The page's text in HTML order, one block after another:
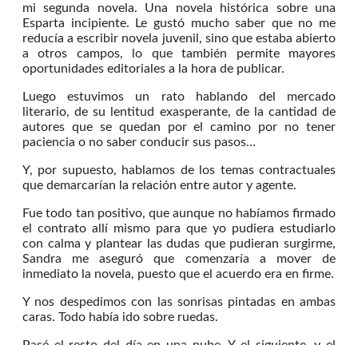
mi segunda novela. Una novela histórica sobre una
Esparta incipiente. Le gustó mucho saber que no me
reducía a escribir novela juvenil, sino que estaba abierto
a otros campos, lo que también permite mayores
oportunidades editoriales a la hora de publicar.
Luego estuvimos un rato hablando del mercado
literario, de su lentitud exasperante, de la cantidad de
autores que se quedan por el camino por no tener
paciencia o no saber conducir sus pasos…
Y, por supuesto, hablamos de los temas contractuales
que demarcarían la relación entre autor y agente.
Fue todo tan positivo, que aunque no habíamos firmado
el contrato allí mismo para que yo pudiera estudiarlo
con calma y plantear las dudas que pudieran surgirme,
Sandra me aseguró que comenzaría a mover de
inmediato la novela, puesto que el acuerdo era en firme.
Y nos despedimos con las sonrisas pintadas en ambas
caras. Todo había ido sobre ruedas.